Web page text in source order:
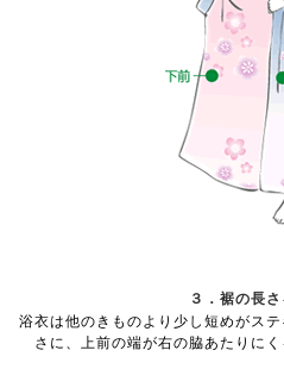
３．裾の長
浴衣は他のきものより少し短めがス
さに、上前の端が右の脇あたりに